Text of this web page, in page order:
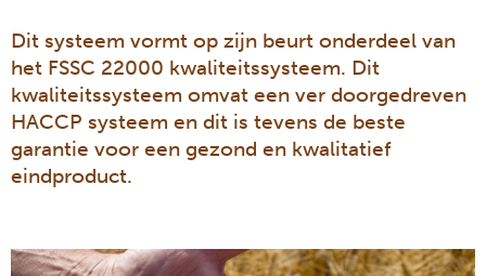
Dit systeem vormt op zijn beurt onderdeel van
het FSSC 22000 kwaliteitssysteem. Dit
kwaliteitssysteem omvat een ver doorgedreven
HACCP systeem en dit is tevens de beste
garantie voor een gezond en kwalitatief
eindproduct.